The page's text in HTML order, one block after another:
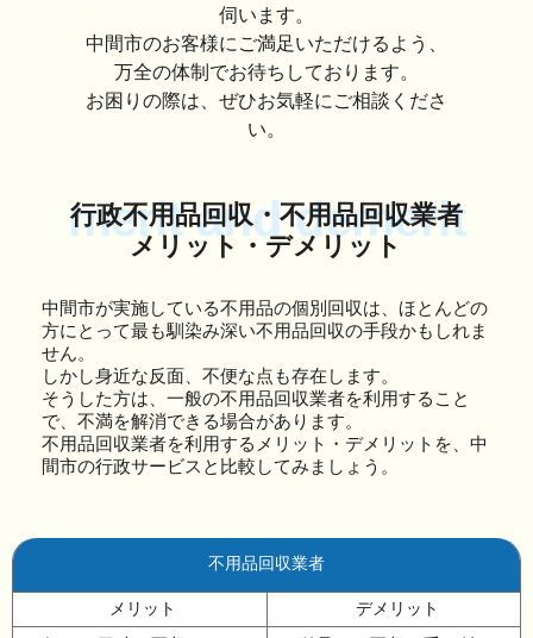
伺います。
中間市のお客様にご満足いただけるよう、
万全の体制でお待ちしております。
お困りの際は、ぜひお気軽にご相談くださ
い。
merit and demerit
行政不用品回収・不用品回収業者
メリット・デメリット
中間市が実施している不用品の個別回収は、ほとんどの
方にとって最も馴染み深い不用品回収の手段かもしれま
せん。
しかし身近な反面、不便な点も存在します。
そうした方は、一般の不用品回収業者を利用すること
で、不満を解消できる場合があります。
不用品回収業者を利用するメリット・デメリットを、中
間市の行政サービスと比較してみましょう。
不用品回収業者
メリット デメリット